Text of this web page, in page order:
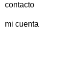
contacto
mi cuenta